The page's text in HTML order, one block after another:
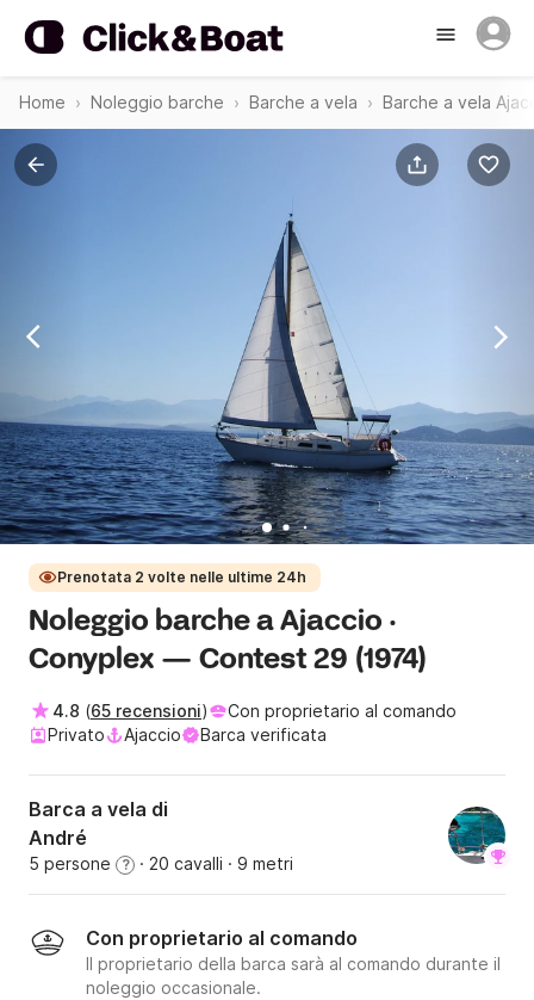
Home Noleggio barche Barche a vela Barche a vela
Prenotata 2 volte nelle ultime 24h
Noleggio barche a Ajaccio ·
Conyplex — Contest 29 (1974)
4.8 (65 recensioni)
Con proprietario al comando
Privato
Ajaccio Barca verificata
Barca a vela di
André
5 persone ? · 20 cavalli · 9 metri
Con proprietario al comando
Il proprietario della barca sarà al comando durante il
noleggio occasionale.